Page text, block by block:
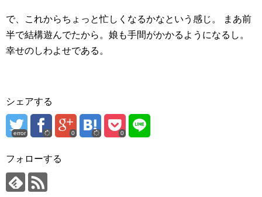
で、これからちょっと忙しくなるかなという感じ。
まあ前
半で結構遊んでたから。娘も手間がかかるようになるし。
幸せのしわよせである。
シェアする
error 0 0
フォローする